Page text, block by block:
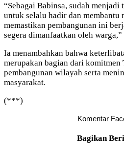
“Sebagai Babinsa, sudah menjadi
untuk selalu hadir dan membantu
memastikan pembangunan ini
segera dimanfaatkan oleh
Ia menambahkan bahwa
merupakan bagian dari
pembangunan wilayah serta
masyarakat.
(***)
Komentar
Bagikan